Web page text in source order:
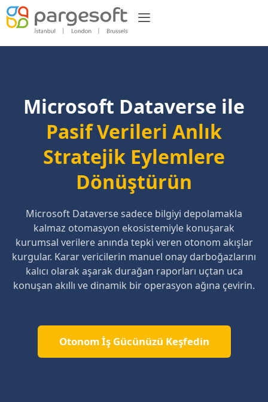
Microsoft Dataverse ile
Pasif Verileri Anlık
Stratejik Eylemlere
Dönüştürün
Microsoft Dataverse sadece bilgiyi depolamakla
kalmaz otomasyon ekosistemiyle konuşarak
kurumsal verilere anında tepki veren otonom akışlar
kurgular. Karar vericilerin manuel onay darboğazlarını
kalıcı olarak aşarak durağan raporları uçtan uca
konuşan akıllı ve dinamik bir operasyon ağına çevirin.
Otonom İş Gücünüzü Keşfedin